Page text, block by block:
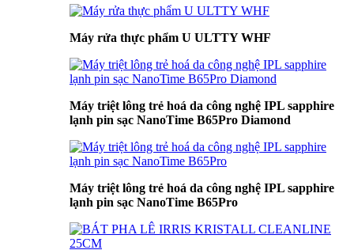
Máy rửa thực phẩm U ULTTY WHF
Máy triệt lông trẻ hoá da công nghệ IPL sapphire
lạnh pin sạc NanoTime B65Pro Diamond
Máy triệt lông trẻ hoá da công nghệ IPL sapphire
lạnh pin sạc NanoTime B65Pro